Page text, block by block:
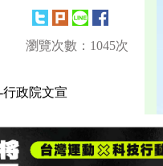
瀏覽次數：1045次
行政院文宣